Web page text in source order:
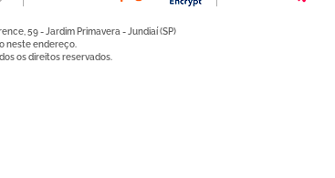
59 - Jardim Primavera - Jundiaí (SP)
neste endereço.
os direitos reservados.